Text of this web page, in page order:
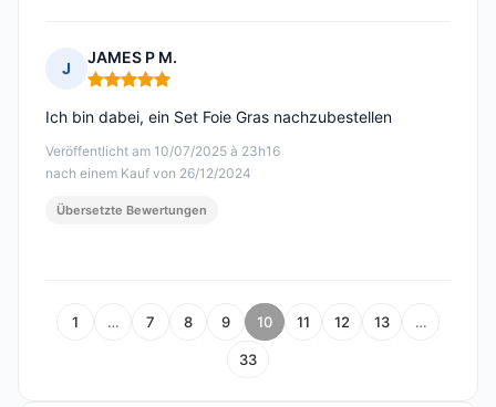
J
JAMES P M.
Hinweis: 5 von 5
Veröffentlicht am 10/07/2025 à 23h16
nach einem Kauf von 26/12/2024
Ich bin dabei, ein Set Foie Gras nachzubestellen
Übersetzte Bewertungen
1 … 7 8 9 10 11 12 13 …
33